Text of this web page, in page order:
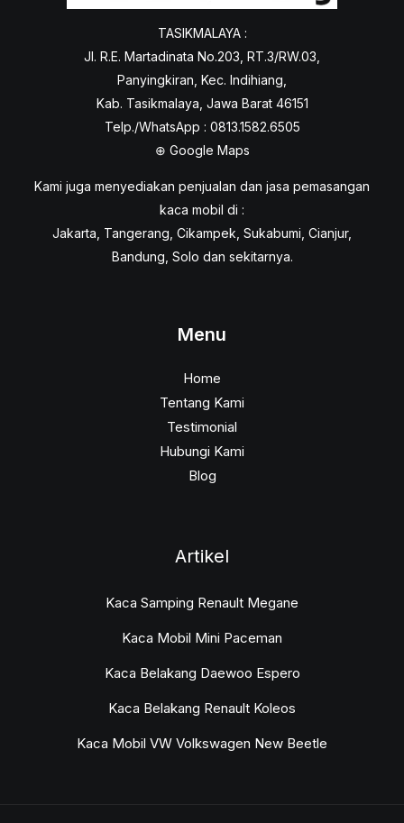
TASIKMALAYA :
Jl. R.E. Martadinata No.203, RT.3/RW.03,
Panyingkiran, Kec. Indihiang,
Kab. Tasikmalaya, Jawa Barat 46151
Telp./WhatsApp : 0813.1582.6505
⊕ Google Maps
Kami juga menyediakan penjualan dan jasa pemasangan
kaca mobil di :
Jakarta, Tangerang, Cikampek, Sukabumi, Cianjur,
Bandung, Solo dan sekitarnya.
Menu
Home
Tentang Kami
Testimonial
Hubungi Kami
Blog
Artikel
Kaca Samping Renault Megane
Kaca Mobil Mini Paceman
Kaca Belakang Daewoo Espero
Kaca Belakang Renault Koleos
Kaca Mobil VW Volkswagen New Beetle